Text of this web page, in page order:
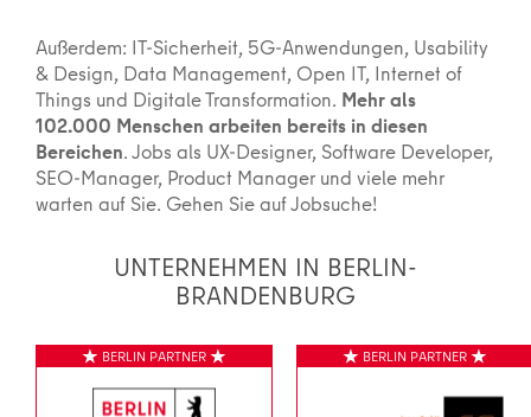
Außerdem: IT-Sicherheit, 5G-Anwendungen, Usability
& Design, Data Management, Open IT, Internet of
Things und Digitale Transformation. Mehr als
102.000 Menschen arbeiten bereits in diesen
Bereichen. Jobs als UX-Designer, Software Developer,
SEO-Manager, Product Manager und viele mehr
warten auf Sie. Gehen Sie auf Jobsuche!
UNTERNEHMEN IN BERLIN-
BRANDENBURG